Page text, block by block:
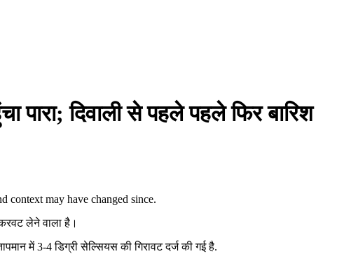
दिवाली से पहले पहले फिर बारिश
context may have changed since.
लेने वाला है।
में 3-4 डिग्री सेल्सियस की गिरावट दर्ज की गई है.